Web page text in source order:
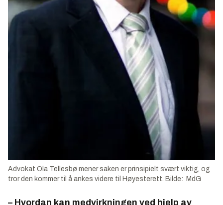
Advokat Ola Tellesbø mener saken er prinsipielt svært viktig, og
tror den kommer til å ankes videre til Høyesterett. Bilde: MdG
– Hvordan kan medvirkningen ved hjelp av